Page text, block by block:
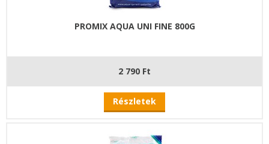
PROMIX AQUA UNI FINE 800G
2 790 Ft
Részletek